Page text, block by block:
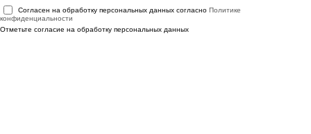
Согласен на обработку персональных данных согласно Политике
конфиденциальности
Отметьте согласие на обработку персональных данных